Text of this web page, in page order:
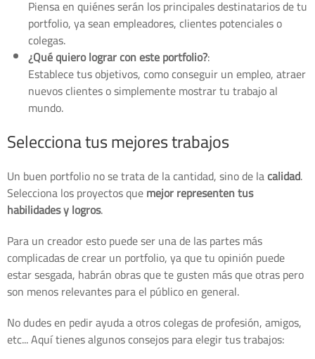
Piensa en quiénes serán los principales destinatarios de tu
portfolio, ya sean empleadores, clientes potenciales o
colegas.
¿Qué quiero lograr con este portfolio?:
Establece tus objetivos, como conseguir un empleo, atraer
nuevos clientes o simplemente mostrar tu trabajo al
mundo.
Selecciona tus mejores trabajos
Un buen portfolio no se trata de la cantidad, sino de lacalidad.
Selecciona los proyectos quemejor representen tus
habilidades y logros.
Para un creador esto puede ser una de las partes más
complicadas de crear un portfolio, ya que tu opinión puede
estar sesgada, habrán obras que te gusten más que otras pero
son menos relevantes para el público en general.
No dudes en pedir ayuda a otros colegas de profesión, amigos,
etc... Aquí tienes algunos consejos para elegir tus trabajos: